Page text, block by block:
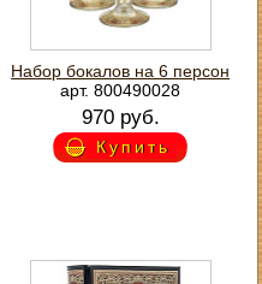
Набор бокалов на 6 персон
арт. 800490028
970 руб.
Купить